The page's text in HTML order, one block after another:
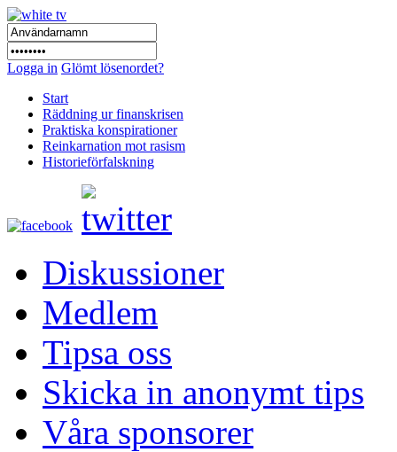
Logga in Glömt lösenordet?
Start
Räddning ur finanskrisen
Praktiska konspirationer
Reinkarnation mot rasism
Historieförfalskning
Diskussioner
Medlem
Tipsa oss
Skicka in anonymt tips
Våra sponsorer